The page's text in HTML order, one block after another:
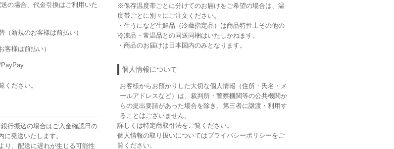
の場合、代金引換はご利用いた
（新規のお客様は前払い）
客様は前払い）
ください。
行振込の場合はご入金確認日の
に発送いたします。
り、配送に遅れが生じる可能性
※保存温度帯ごとに分けてのお届けをご希望の場合は、温
度帯ごとに別々にご注文ください。
・生うになど生鮮品（冷蔵指定品）は商品特性上その他の
冷凍品・常温品との同送同梱はいたしかねます。
・商品のお届けは日本国内のみとなります。
個人情報について
お客様からお預かりした大切な個人情報（住所・氏名・メ
ールアドレスなど）は、裁判所・警察機関等の公共機関か
らの提出要請があった場合を除き、第三者に譲渡・利用す
ることはございません。
詳しくは特定商取引法をご覧ください。
個人情報の取り扱いについてはプライバシーポリシーをご
覧ください。